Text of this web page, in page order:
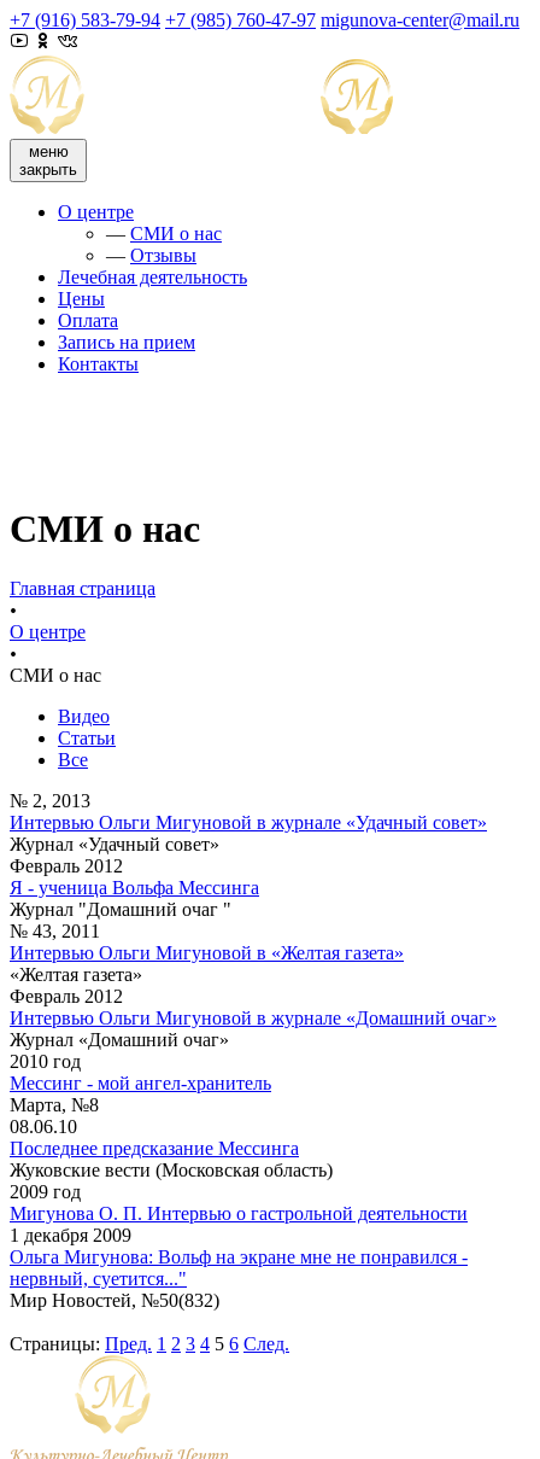
+7 (916) 583-79-94 +7 (985) 760-47-97 migunova-center@mail.ru
меню
закрыть
О центре
— СМИ о нас
— Отзывы
Лечебная деятельность
Цены
Оплата
Запись на прием
Контакты
СМИ о нас
Главная страница
•
О центре
•
СМИ о нас
Видео
Статьи
Все
№ 2, 2013
Интервью Ольги Мигуновой в журнале «Удачный совет»
Журнал «Удачный совет»
Февраль 2012
Я - ученица Вольфа Мессинга
Журнал "Домашний очаг "
№ 43, 2011
Интервью Ольги Мигуновой в «Желтая газета»
«Желтая газета»
Февраль 2012
Интервью Ольги Мигуновой в журнале «Домашний очаг»
Журнал «Домашний очаг»
2010 год
Мессинг - мой ангел-хранитель
Марта, №8
08.06.10
Последнее предсказание Мессинга
Жуковские вести (Московская область)
2009 год
Мигунова О. П. Интервью о гастрольной деятельности
1 декабря 2009
Ольга Мигунова: Вольф на экране мне не понравился -
нервный, суетится..."
Мир Новостей, №50(832)
Страницы: Пред. 1 2 3 4 5 6 След.